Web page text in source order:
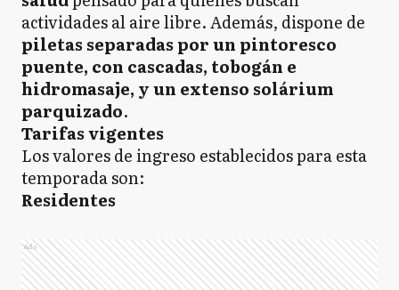
actividades al aire libre. Además, dispone de
piletas separadas por un pintoresco
puente, con cascadas, tobogán e
hidromasaje, y un extenso solárium
parquizado.
Tarifas vigentes
Los valores de ingreso establecidos para esta
temporada son:
Residentes
Ads